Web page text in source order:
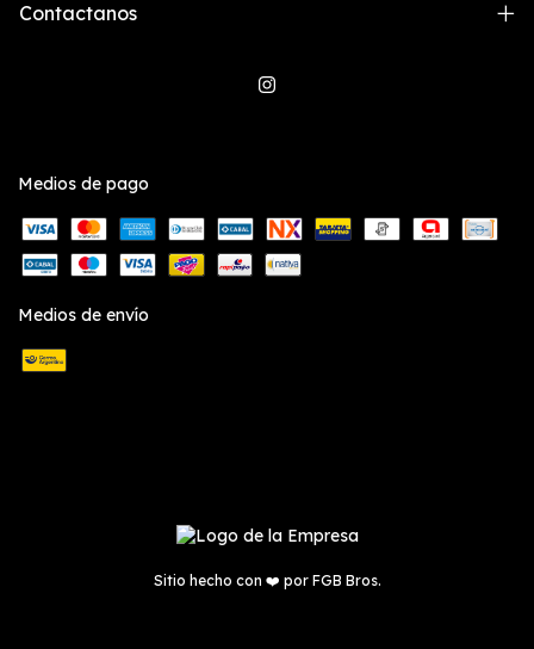
Contactanos
Medios de pago
Medios de envío
Sitio hecho con ❤️ por FGB Bros.